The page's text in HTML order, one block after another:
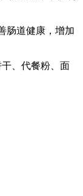
肠道健康，增加
、代餐粉、面